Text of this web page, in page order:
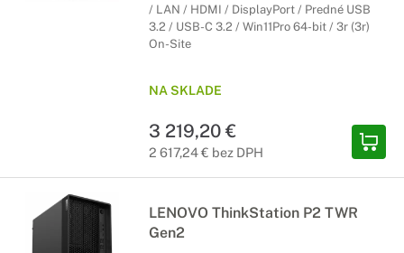
/ LAN / HDMI / DisplayPort / Predné USB
3.2 / USB-C 3.2 / Win11Pro 64-bit / 3r (3r)
On-Site
NA SKLADE
3 219,20 €
2 617,24 € bez DPH
LENOVO ThinkStation P2 TWR
Gen2